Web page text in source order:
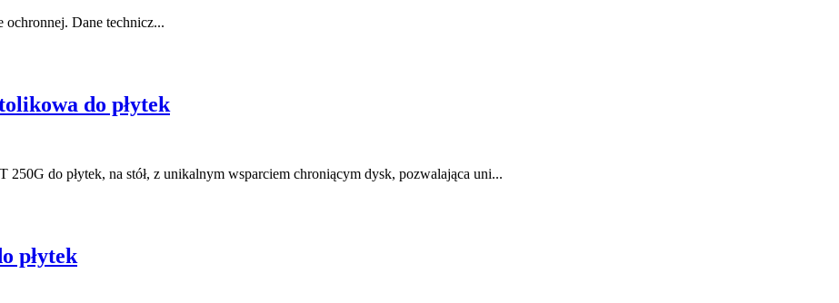
ochronnej. Dane technicz...
do płytek
do płytek, na stół, z unikalnym wsparciem chroniącym dysk, pozwalająca uni...
płytek